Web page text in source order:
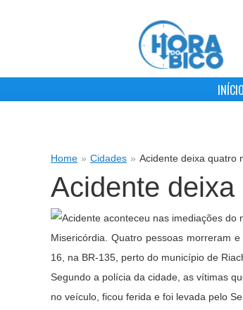
INÍCIO
Home » Cidades » Acidente deixa quatro
Acidente
Misericórdia. Quatro pessoas morreram
16, na BR-135, perto do município de
Segundo a polícia da cidade, as vítimas
no veículo, ficou ferida e foi levada pelo